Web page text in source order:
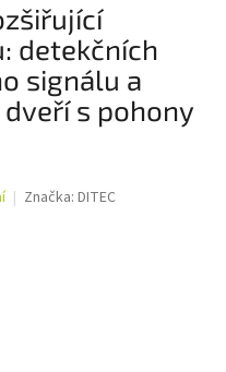
detekčních
signálu a
s pohony
Značka: DITEC